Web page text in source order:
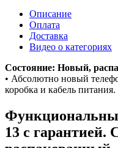
Описание
Оплата
Доставка
Видео о категориях
Состояние: Новый,
• Абсолютно новый
коробка и кабель питания.
13 с гарантией.